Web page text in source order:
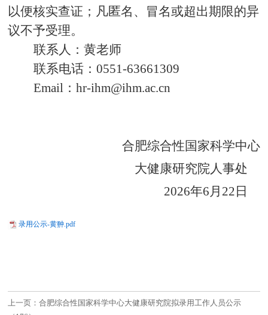
以便核实查证；凡匿名、冒名或超出期限的异
议不予受理。
联系人：黄老师
联系电话：0551-63661309
Email：hr-ihm@ihm.ac.cn
合肥综合性国家科学中心
大健康研究院人事处
2026年6月 22 日
录用公示-黄翀.pdf
上一页：合肥综合性国家科学中心大健康研究院拟录用工作人员公示